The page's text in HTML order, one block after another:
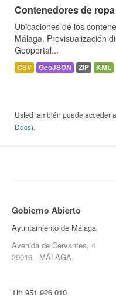
Contenedores de ropa
Ubicaciones de los
Málaga. Previsualización
Geoportal...
CSV GeoJSON ZIP KML
Usted también puede acceder
Docs).
Gobierno Abierto
Ayuntamiento de Málaga
Avenida de Cervantes, 4
29016 - MÁLAGA.
Tlf: 951 926 010